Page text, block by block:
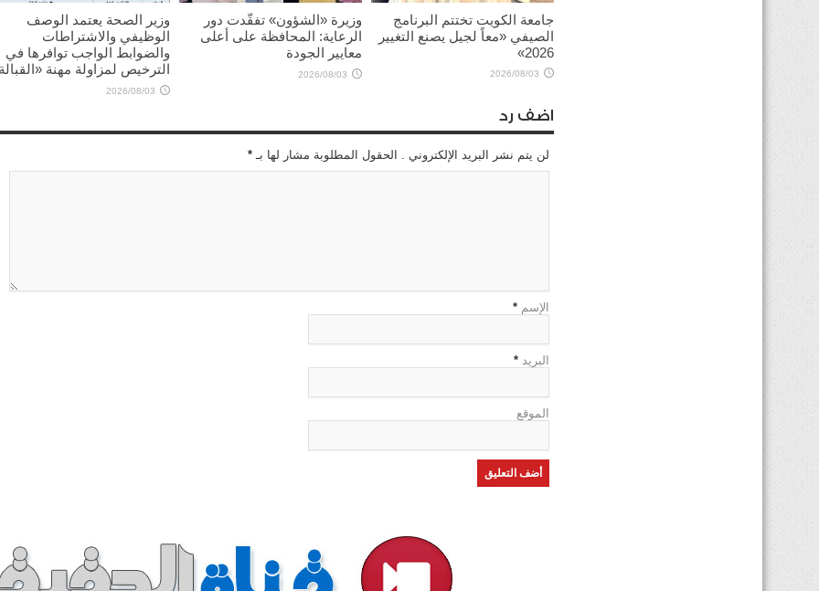
جامعة الكويت تختتم البرنامج
الصيفي «معاً لجيل يصنع التغيير
2026»
2026/08/03
وزيرة «الشؤون» تفقّدت دور
الرعاية: المحافظة على أعلى
معايير الجودة
2026/08/03
وزير الصحة يعتمد الوصف
الوظيفي والاشتراطات
والضوابط الواجب توافرها في
الترخيص لمزاولة مهنة
2026/08/03
اضف رد
لن يتم نشر البريد الإلكتروني . الحقول المطلوبة مشار لها بـ *
الإسم *
البريد *
الموقع